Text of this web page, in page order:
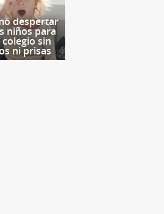
despertar
niños para
sin
ni prisas